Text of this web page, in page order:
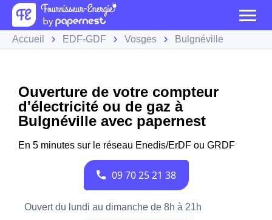
Accueil EDF-GDF Vosges Bulgnéville